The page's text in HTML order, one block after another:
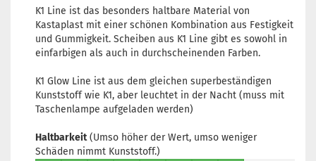
K1 Line ist das besonders haltbare Material von
Kastaplast mit einer schönen Kombination aus Festigkeit
und Gummigkeit. Scheiben aus K1 Line gibt es sowohl in
einfarbigen als auch in durchscheinenden Farben.
K1 Glow Line ist aus dem gleichen superbeständigen
Kunststoff wie K1, aber leuchtet in der Nacht (muss mit
Taschenlampe aufgeladen werden)
Haltbarkeit(Umso höher der Wert, umso weniger
Schäden nimmt Kunststoff.)